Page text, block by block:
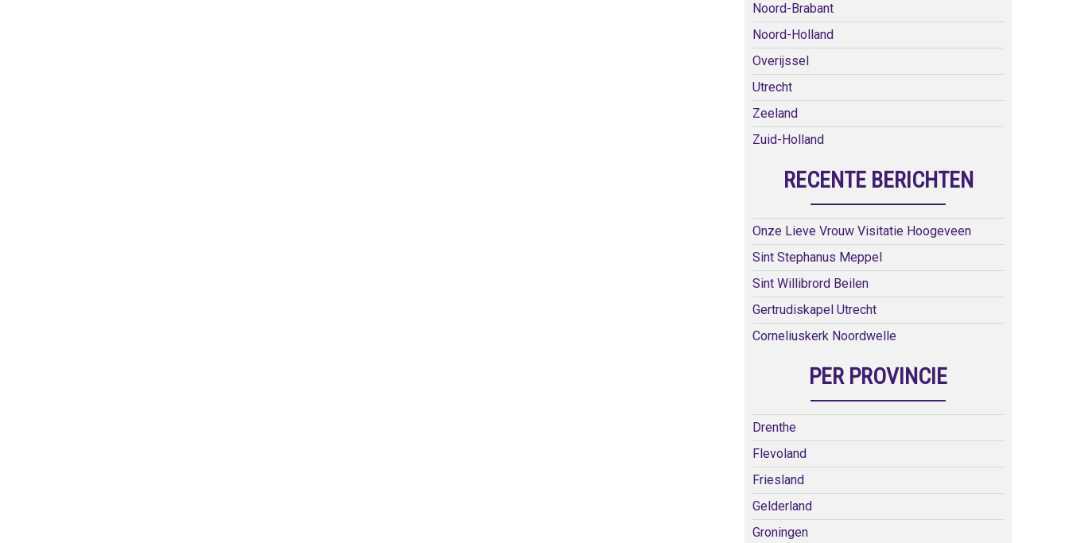
Noord-Brabant
Noord-Holland
Overijssel
Utrecht
Zeeland
Zuid-Holland
RECENTE BERICHTEN
Onze Lieve Vrouw Visitatie Hoogeveen
Sint Stephanus Meppel
Sint Willibrord Beilen
Gertrudiskapel Utrecht
Corneliuskerk Noordwelle
PER PROVINCIE
Drenthe
Flevoland
Friesland
Gelderland
Groningen